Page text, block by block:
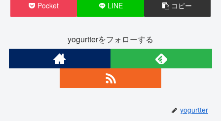
Pocket LINE コピー
yogurtterをフォローする
yogurtter